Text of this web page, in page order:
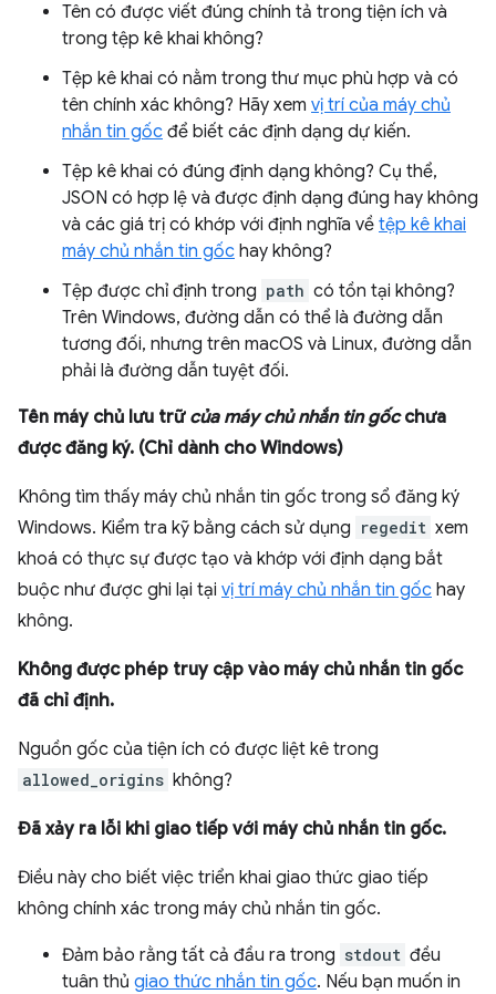
Tên có được viết đúng chính tả trong tiện ích và
trong tệp kê khai không?
Tệp kê khai có nằm trong thư mục phù hợp và có
tên chính xác không? Hãy xem vị trí của máy chủ
nhắn tin gốc để biết các định dạng dự kiến.
Tệp kê khai có đúng định dạng không? Cụ thể,
JSON có hợp lệ và được định dạng đúng hay không
và các giá trị có khớp với định nghĩa về tệp kê khai
máy chủ nhắn tin gốc hay không?
Tệp được chỉ định trong path có tồn tại không?
Trên Windows, đường dẫn có thể là đường dẫn
tương đối, nhưng trên macOS và Linux, đường dẫn
phải là đường dẫn tuyệt đối.
Tên máy chủ lưu trữ của máy chủ nhắn tin gốcchưa
được đăng ký. (Chỉ dành cho Windows)
Không tìm thấy máy chủ nhắn tin gốc trong sổ đăng ký
Windows. Kiểm tra kỹ bằng cách sử dụng regedit xem
khoá có thực sự được tạo và khớp với định dạng bắt
buộc như được ghi lại tại vị trí máy chủ nhắn tin gốc hay
không.
Không được phép truy cập vào máy chủ nhắn tin gốc
đã chỉ định.
Nguồn gốc của tiện ích có được liệt kê trong
allowed_origins không?
Đã xảy ra lỗi khi giao tiếp với máy chủ nhắn tin gốc.
Điều này cho biết việc triển khai giao thức giao tiếp
không chính xác trong máy chủ nhắn tin gốc.
Đảm bảo rằng tất cả đầu ra trong stdout đều
tuân thủ giao thức nhắn tin gốc. Nếu bạn muốn in